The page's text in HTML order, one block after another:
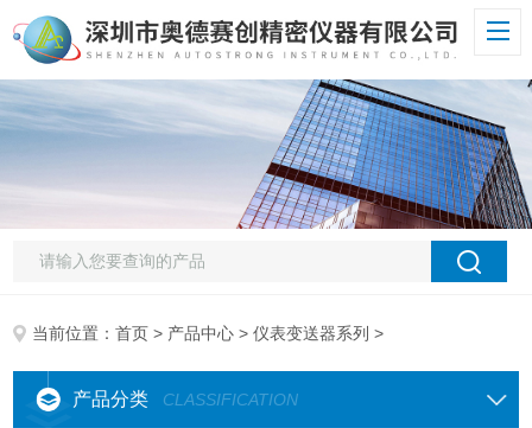
当前位置：首页 > 产品中心 >仪表变送器系列 >
产品分类 CLASSIFICATION